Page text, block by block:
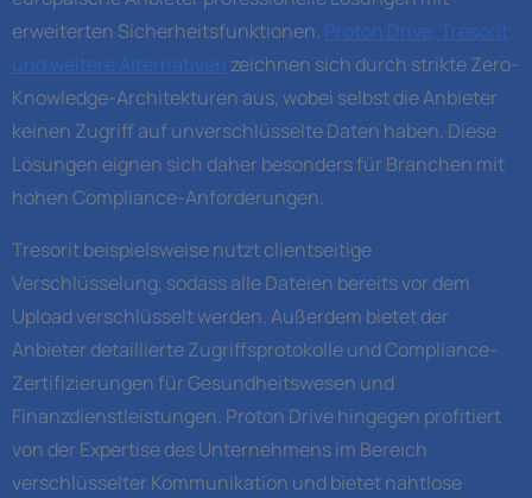
erweiterten Sicherheitsfunktionen. Proton Drive, Tresorit
und weitere Alternativen zeichnen sich durch strikte Zero-
Knowledge-Architekturen aus, wobei selbst die Anbieter
keinen Zugriff auf unverschlüsselte Daten haben. Diese
Lösungen eignen sich daher besonders für Branchen mit
hohen Compliance-Anforderungen.
Tresorit beispielsweise nutzt clientseitige
Verschlüsselung, sodass alle Dateien bereits vor dem
Upload verschlüsselt werden. Außerdem bietet der
Anbieter detaillierte Zugriffsprotokolle und Compliance-
Zertifizierungen für Gesundheitswesen und
Finanzdienstleistungen. Proton Drive hingegen profitiert
von der Expertise des Unternehmens im Bereich
verschlüsselter Kommunikation und bietet nahtlose